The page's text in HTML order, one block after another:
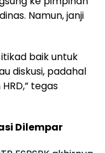
Namun, janji
baik untuk
diskusi, padahal
tegas
Dilempar